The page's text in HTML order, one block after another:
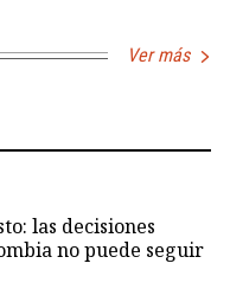
Ver más
las decisiones
no puede seguir